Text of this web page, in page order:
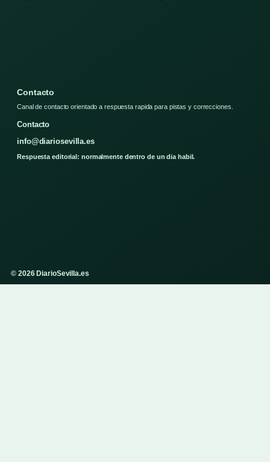
Contacto
Canal de contacto orientado a respuesta rapida para pistas y correcciones.
Contacto
info@diariosevilla.es
Respuesta editorial: normalmente dentro de un dia habil.
© 2026 DiarioSevilla.es